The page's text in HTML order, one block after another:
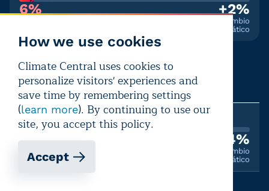
6% +2%
Debido al cambio
climático
27 de junio
Panamá— Inglaterra
Estadio de Nueva York/Nueva Jersey|5:00 p.m. EDT
+14%
36%
Probabilidad de calor que afecte al
rendimiento
+14%
Debido al cambio
climático
How we use cookies
Climate Central uses cookies to
personalize visitors' experiences and
save time by remembering settings
(learn more). By continuing to use our
site, you accept this policy.
Accept